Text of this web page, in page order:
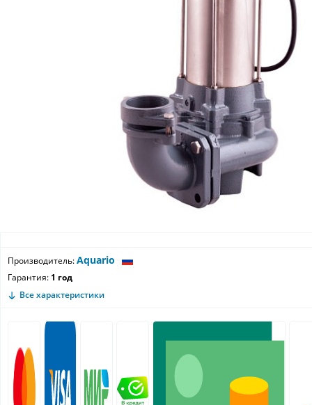
Производитель:Aquario
Гарантия: 1 год
Все характеристики